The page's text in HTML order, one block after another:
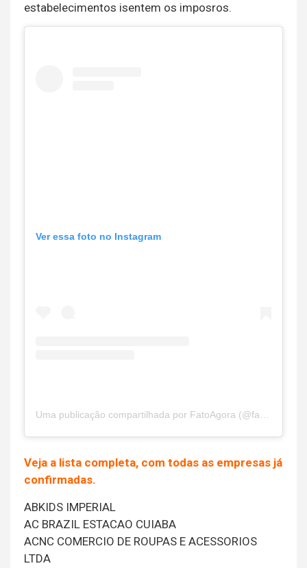
estabelecimentos isentem os imposros.
Ver essa foto no Instagram
Uma publicação compartilhada por FatoAgora (@fatoagoraoficial)
Veja a lista completa, com todas as empresas já
confirmadas.
ABKIDS IMPERIAL
AC BRAZIL ESTACAO CUIABA
ACNC COMERCIO DE ROUPAS E ACESSORIOS
LTDA